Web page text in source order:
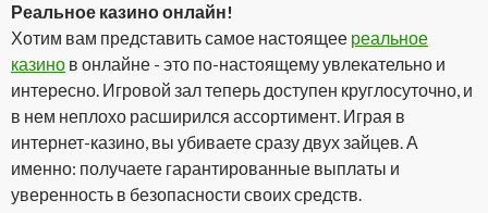
Реальное казино онлайн!
Хотим вам представить самое настоящее реальное
казино в онлайне - это по-настоящему увлекательно и
интересно. Игровой зал теперь доступен круглосуточно, и
в нем неплохо расширился ассортимент. Играя в
интернет-казино, вы убиваете сразу двух зайцев. А
именно: получаете гарантированные выплаты и
уверенность в безопасности своих средств.